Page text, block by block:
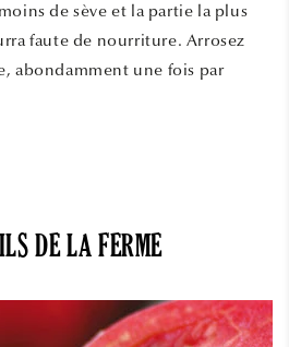
de sève et la partie la plus
faute de nourriture. Arrosez
abondamment une fois par
DE LA FERME